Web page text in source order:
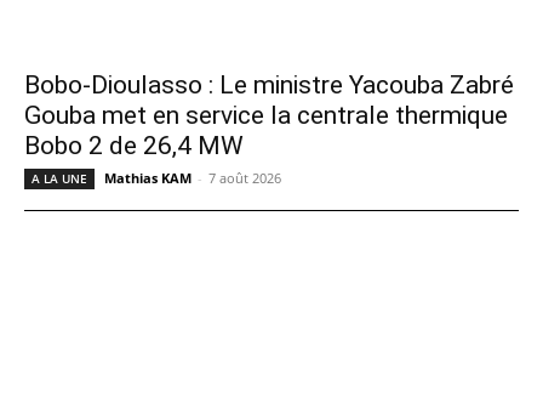
Bobo-Dioulasso : Le ministre Yacouba Zabré
Gouba met en service la centrale thermique
Bobo 2 de 26,4 MW
A LA UNE Mathias KAM - 7 août 2026